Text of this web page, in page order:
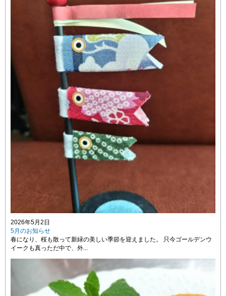
2026年5月2日
5月のお知らせ
春になり、桜も散って新緑の美しい季節を迎えました。 只今ゴールデンウ
イークも真っただ中で、外...